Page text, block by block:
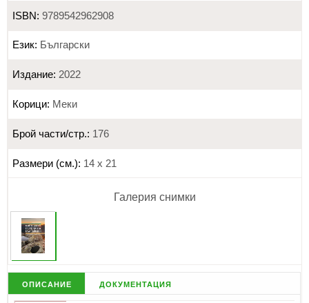
ISBN: 9789542962908
Език: Български
Издание: 2022
Корици: Меки
Брой части/стр.: 176
Размери (см.): 14 х 21
Галерия снимки
описание документация